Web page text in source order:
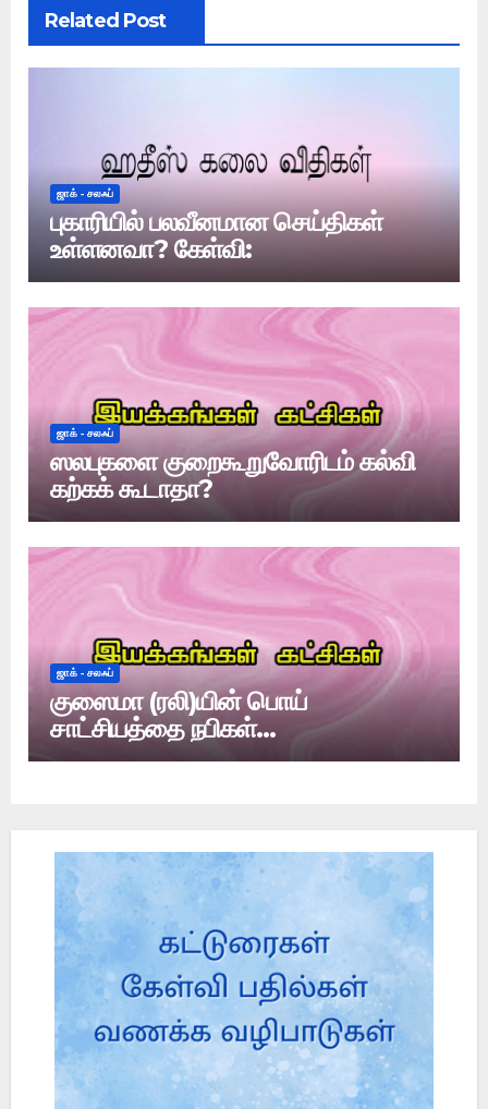
Related Post
ஜாக் - சலஃப்
புகாரியில் பலவீனமான செய்திகள்
உள்ளனவா? கேள்வி:
ஜாக் - சலஃப்
ஸலபுகளை குறைகூறுவோரிடம் கல்வி
கற்கக் கூடாதா?
ஜாக் - சலஃப்
குஸைமா (ரலி)யின் பொய்
சாட்சியத்தை நபிகள்
அங்கீகரித்தார்களா?